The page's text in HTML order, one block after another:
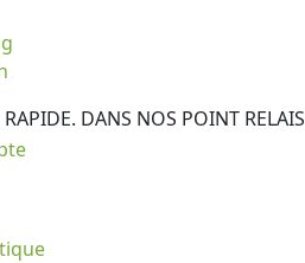
DANS NOS POINT RELAIS